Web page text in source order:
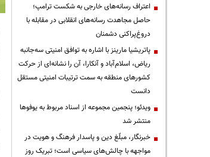
اعتراف رسانه‌های خارجی به شکست ترامپ؛
حاصل مجاهدت رسانه‌های انقلابی در مقابله با
دروغ‌پراکنی دشمنان
پاتریشیا مارینز با اشاره به توافق امنیتی سه‌جانبه
ریاض، اسلام‌آباد و آنکارا، آن را نشانه‌ای از حرکت
کشورهای منطقه به سمت ترتیبات امنیتی مستقل
دانست
ویدئو؛ پنجمین مجموعه از اسناد مربوط به یوفوها
منتشر شد
خبرنگار، مبلّغ دین و پاسدار فرهنگ و هویت در
مواجهه با چالش‌های سیاسی است؛ تبریک روز